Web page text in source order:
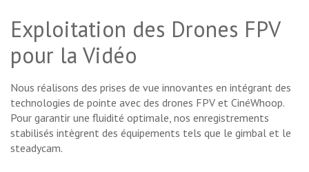
Exploitation des Drones FPV
pour la Vidéo
Nous réalisons des prises de vue innovantes en intégrant des
technologies de pointe avec des drones FPV et CinéWhoop.
Pour garantir une fluidité optimale, nos enregistrements
stabilisés intègrent des équipements tels que le gimbal et le
steadycam.